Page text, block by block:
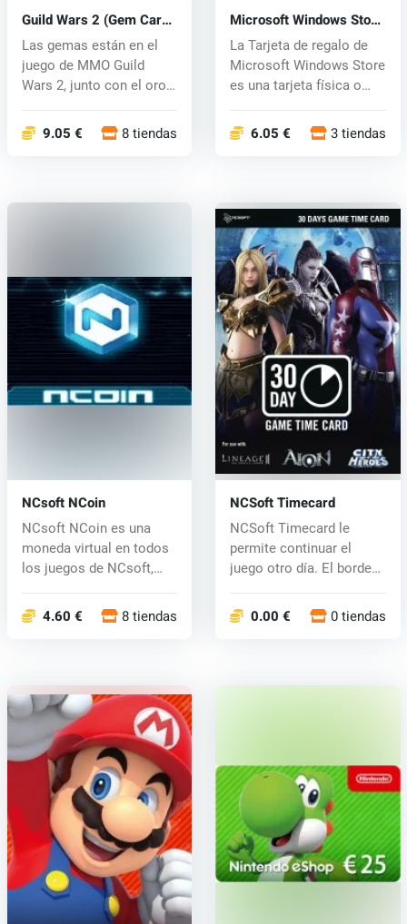
Guild Wars 2 (Gem Card)
(PC) CD key
Las gemas están en el
juego de MMO Guild
Wars 2, junto con el oro
9.05 € 8 tiendas
Microsoft Windows Store
Gift Card Code
La Tarjeta de regalo de
Microsoft Windows Store
es una tarjeta física o
6.05 € 3 tiendas
NCsoft NCoin
NCsoft NCoin es una
moneda virtual en todos
los juegos de NCsoft,
4.60 € 8 tiendas
NCSoft Timecard
NCSoft Timecard le
permite continuar el
juego otro día. El borde
0.00 € 0 tiendas